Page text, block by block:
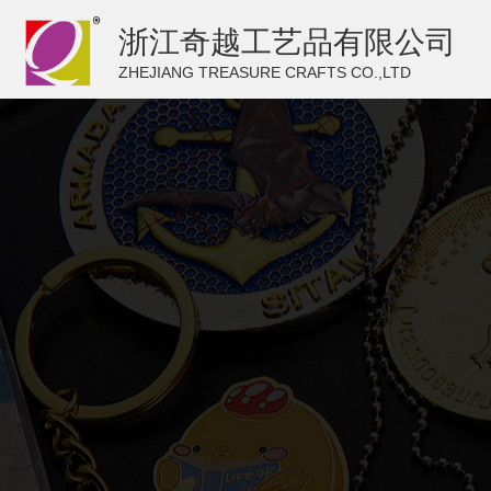
浙江奇越工艺品有限公司
ZHEJIANG TREASURE CRAFTS CO.,LTD